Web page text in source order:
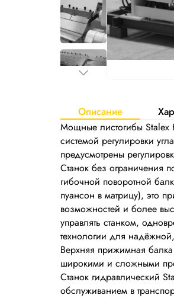
Описание
Мощные листогибы Stalex
системой регулировки
предусмотрены
Станок без ограничения
гибочной поворотной
пуансон в матрицу), это
возможностей и более
управлять станком,
технологии для
Верхняя прижимная балка
широкими и сложными
Станок гидравлический
обслуживанием в